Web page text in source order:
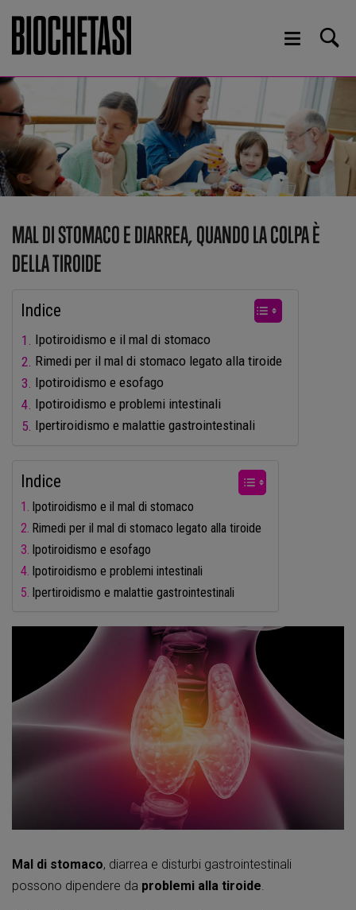
MAL DI STOMACO E DIARREA, QUANDO LA COLPA È
DELLA TIROIDE
Indice
Ipotiroidismo e il mal di stomaco
Rimedi per il mal di stomaco legato alla tiroide
Ipotiroidismo e esofago
Ipotiroidismo e problemi intestinali
Ipertiroidismo e malattie gastrointestinali
Indice
Ipotiroidismo e il mal di stomaco
Rimedi per il mal di stomaco legato alla tiroide
Ipotiroidismo e esofago
Ipotiroidismo e problemi intestinali
Ipertiroidismo e malattie gastrointestinali
Mal di stomaco, diarrea e disturbi gastrointestinali
possono dipendere da problemi alla tiroide.